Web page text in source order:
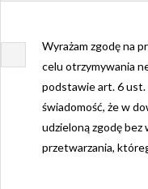
Wyrażam zgodę na
celu otrzymywania
podstawie art. 6 ust.
świadomość, że w
udzieloną zgodę bez
przetwarzania,